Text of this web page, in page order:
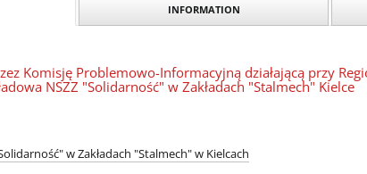
INFORMATION
Komisję Problemowo-Informacyjną działającą przy
NSZZ "Solidarność" w Zakładach "Stalmech" Kielce
w Zakładach "Stalmech" w Kielcach